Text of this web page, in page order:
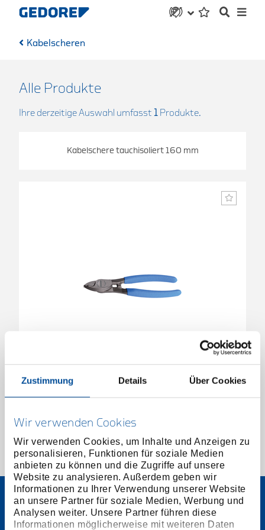
Zustimmung Details Über Cookies
Wir verwenden Cookies
Wir verwenden Cookies, um Inhalte und Anzeigen zu
personalisieren, Funktionen für soziale Medien
anbieten zu können und die Zugriffe auf unsere
Website zu analysieren. Außerdem geben wir
Informationen zu Ihrer Verwendung unserer Website
an unsere Partner für soziale Medien, Werbung und
Analysen weiter. Unsere Partner führen diese
Informationen möglicherweise mit weiteren Daten
Kabelscheren
Alle Produkte
Ihre derzeitige Auswahl umfasst 1 Produkte.
Kabelschere tauchisoliert 160 mm
Kabelschere tauchisoliert 160 mm
2878356/ 8092-160 TL
Preis auf Anfrage
1 von 1